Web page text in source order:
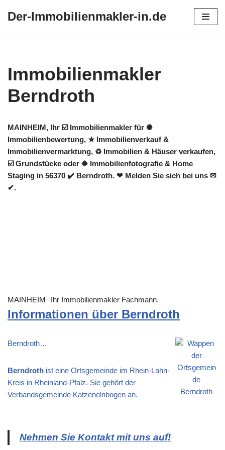
Der-Immobilienmakler-in.de
Immobilienmakler
Berndroth
MAINHEIM, Ihr ☑️ Immobilienmakler für ✺
Immobilienbewertung, ★ Immobilienverkauf &
Immobilienvermarktung, ♻ Immobilien & Häuser verkaufen,
☑️ Grundstücke oder ✹ Immobilienfotografie & Home
Staging in 56370 ✔️ Berndroth. ❤ Melden Sie sich bei uns ✉
✔.
MAINHEIM Ihr Immobilienmakler Fachmann.
Informationen über Berndroth
Berndroth…
Berndroth ist eine Ortsgemeinde im Rhein-Lahn-
Kreis in Rheinland-Pfalz. Sie gehört der
Verbandsgemeinde Katzenelnbogen an.
Nehmen Sie Kontakt mit uns auf!